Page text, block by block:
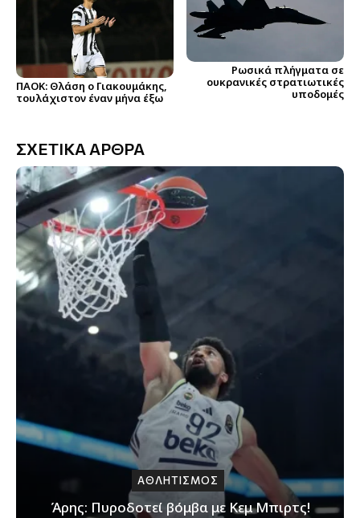
ΠΑΟΚ: Θλάση ο Γιακουμάκης,
τουλάχιστον έναν μήνα έξω
Ρωσικά πλήγματα σε
ουκρανικές στρατιωτικές
υποδομές
ΣΧΕΤΙΚΑ ΑΡΘΡΑ
ΑΘΛΗΤΙΣΜΟΣ
Άρης: Πυροδοτεί βόμβα με Κεμ Μπιρτς!